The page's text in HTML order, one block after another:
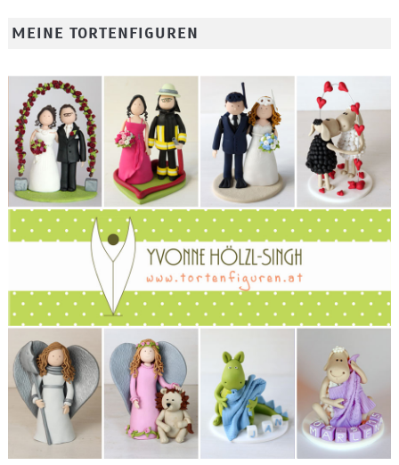
MEINE TORTENFIGUREN